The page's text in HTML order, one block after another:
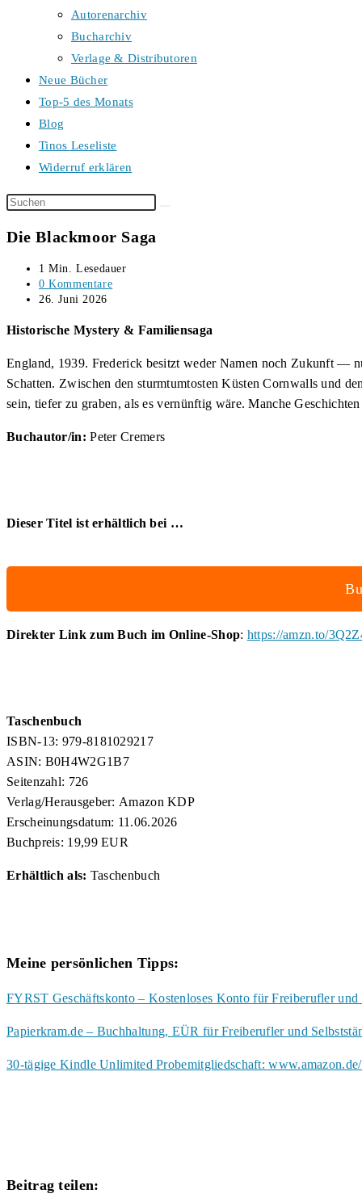
Autorenarchiv
Bucharchiv
Verlage & Distributoren
Neue Bücher
Top-5 des Monats
Blog
Tinos Leseliste
Widerruf erklären
Diese
durchsuchen
Die Blackmoor Saga
Lesedauer:
1 Min. Lesedauer
Beitrags-
Kommentare:
0 Kommentare
Beitrag
26. Juni 2026
Historische Mystery & Familiensaga
England, 1939. Frederick besitzt weder Namen noch Zukunft —
Schatten. Zwischen den sturmtumtosten Küsten Cornwalls und
sein, tiefer zu graben, als es vernünftig wäre. Manche
Buchautor/in:Peter Cremers
Dieser Titel ist erhältlich bei …
Direkter Link zum Buch im Online-Shop: https://amzn.to/
Taschenbuch
ISBN-13: 979-8181029217
ASIN: B0H4W2G1B7
Seitenzahl: 726
Verlag/Herausgeber: Amazon KDP
Erscheinungsdatum: 11.06.2026
Buchpreis: 19,99 EUR
Erhältlich als: Taschenbuch
Meine persönlichen Tipps:
FYRST Geschäftskonto – Kostenloses Konto für Freiberufler und
Papierkram.de – Buchhaltung, EÜR für Freiberufler und
30-tägige Kindle Unlimited Probemitgliedschaft:
Beitrag teilen: